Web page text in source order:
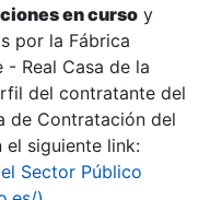
en curso y
por la Fábrica
Real Casa de la
del contratante del
de Contratación del
el siguiente link:
Sector Público